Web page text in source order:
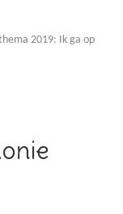
2019: Ik ga op